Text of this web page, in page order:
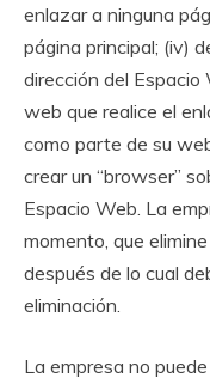
enlazar a ninguna
página principal; (iv)
dirección del Espacio
web que realice el
como parte de su
crear un “browser”
Espacio Web. La
momento, que
después de lo cual
eliminación.
La empresa no